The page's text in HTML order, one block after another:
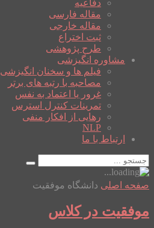
دفاعیه
مقاله فارسی
مقاله خارجی
ثبت اختراع
طرح پژوهشی
مشاوره انگیزشی
فیلم ها و سخنان انگیزشی
مصاحبه با رتبه های برتر
غرور یا اعتماد به نفس
تمرینات کنترل استرس
رهایی از افکار منفی
NLP
ارتباط با ما
صفحه اصلی دانشگاه موفقیت
موفقیت در کلاس